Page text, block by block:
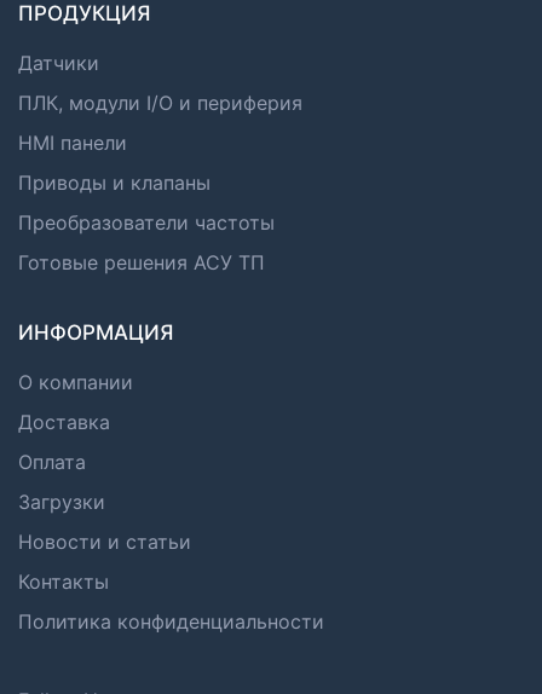
ПРОДУКЦИЯ
Датчики
ПЛК, модули I/O и периферия
HMI панели
Приводы и клапаны
Преобразователи частоты
Готовые решения АСУ ТП
ИНФОРМАЦИЯ
О компании
Доставка
Оплата
Загрузки
Новости и статьи
Контакты
Политика конфиденциальности